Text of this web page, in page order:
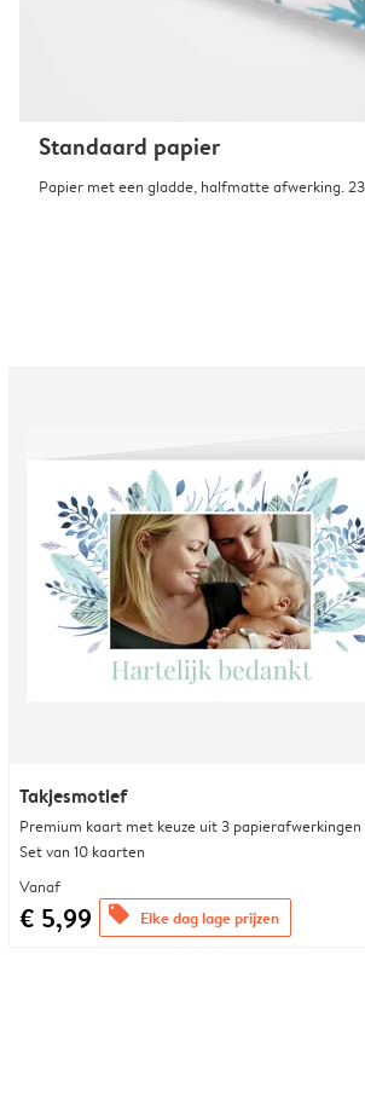
Standaard papier
Papier met een gladde, halfmatte afwerking.
Takjesmotief
Premium kaart met keuze uit 3 papierafwerkingen
Set van 10 kaarten
Vanaf
€ 5,99 offers Elke dag lage prijzen